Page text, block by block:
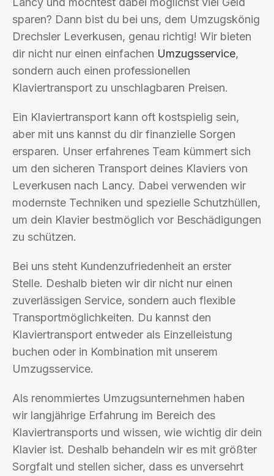
sparen? Dann bist du bei uns, dem Umzugskönig
Drechsler Leverkusen, genau richtig! Wir bieten
dir nicht nur einen einfachen Umzugsservice,
sondern auch einen professionellen
Klaviertransport zu unschlagbaren Preisen.
Ein Klaviertransport kann oft kostspielig sein,
aber mit uns kannst du dir finanzielle Sorgen
ersparen. Unser erfahrenes Team kümmert sich
um den sicheren Transport deines Klaviers von
Leverkusen nach Lancy. Dabei verwenden wir
modernste Techniken und spezielle Schutzhüllen,
um dein Klavier bestmöglich vor Beschädigungen
zu schützen.
Bei uns steht Kundenzufriedenheit an erster
Stelle. Deshalb bieten wir dir nicht nur einen
zuverlässigen Service, sondern auch flexible
Transportmöglichkeiten. Du kannst den
Klaviertransport entweder als Einzelleistung
buchen oder in Kombination mit unserem
Umzugsservice.
Als renommiertes Umzugsunternehmen haben
wir langjährige Erfahrung im Bereich des
Klaviertransports und wissen, wie wichtig dir dein
Klavier ist. Deshalb behandeln wir es mit größter
Sorgfalt und stellen sicher, dass es unversehrt